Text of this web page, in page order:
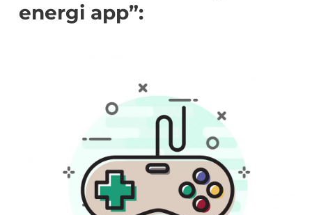
energi app”: